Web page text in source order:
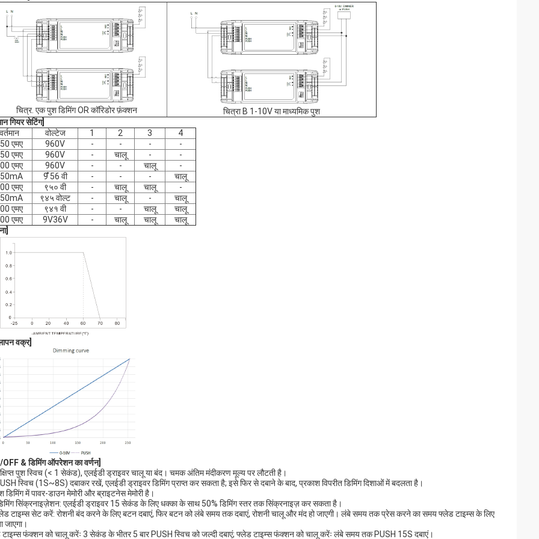
चित्र. एक पुश डिमिंग OR कॉरिडोर फ़ंक्शन
चित्रा B 1-10V या माध्यमिक पुश
गियर सेटिंग]
वर्तमान
वोल्टेज 1 2 3
4
एमए
960V - - -
-
एमए
960V - चालू -
-
एमए
960V - - चालू
-
9 ̊56 वी - - -
चालू
एमए
९५० वी - चालू चालू
-
९४५ वोल्ट - चालू -
चालू
एमए
९४१ वी - - चालू
चालू
एमए
9V36V - चालू चालू
चालू
वक्र]
OFF & डिमिंग ऑपरेशन का वर्णन]
पुश स्विच (< 1 सेकंड), एलईडी ड्राइवर चालू या बंद। चमक अंतिम मंदीकरण मूल्य पर लौटती है।
स्विच (1S~8S) दबाकर रखें, एलईडी ड्राइवर डिमिंग प्राप्त कर सकता है; इसे फिर से दबाने के बाद, प्रकाश विपरीत डिमिंग दिशाओं में बदलता है।
डिमिंग में पावर-डाउन मेमोरी और ब्राइटनेस मेमोरी है।
सिंक्रनाइज़ेशन: एलईडी ड्राइवर 15 सेकंड के लिए धक्का के साथ 50% डिमिंग स्तर तक सिंक्रनाइज़ कर सकता है।
टाइम्स सेट करें: रोशनी बंद करने के लिए बटन दबाएं, फिर बटन को लंबे समय तक दबाएं, रोशनी चालू और मंद हो जाएगी। लंबे समय तक प्रेस करने का समय फ्लेड टाइम्स के लिए
जाएगा।
फंक्शन को चालू करेंः 3 सेकंड के भीतर 5 बार PUSH स्विच को जल्दी दबाएं; फ्लेड टाइम्स फंक्शन को चालू करेंः लंबे समय तक PUSH 15S दबाएं।